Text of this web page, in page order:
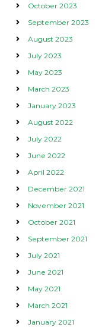
October 2023
September 2023
August 2023
July 2023
May 2023
March 2023
January 2023
August 2022
July 2022
June 2022
April 2022
December 2021
November 2021
October 2021
September 2021
July 2021
June 2021
May 2021
March 2021
January 2021